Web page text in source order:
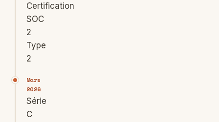
Certification
SOC
2
Type
2
Mars
2026
Série
C